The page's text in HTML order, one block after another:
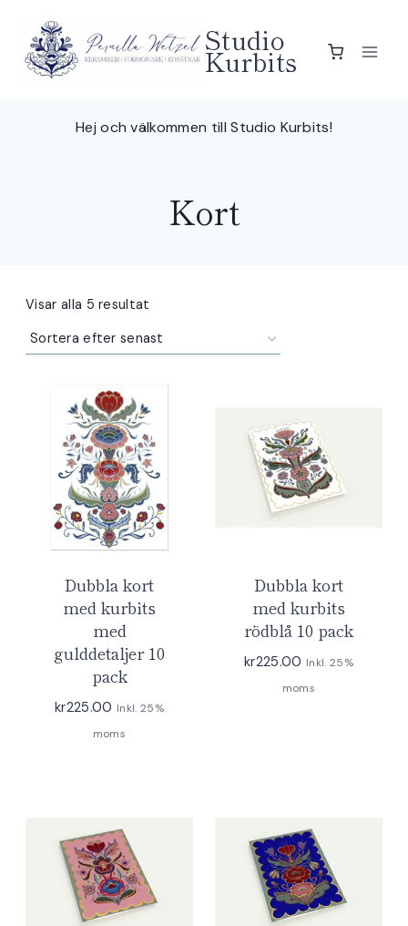
content
Studio
Kurbits
Hej och välkommen till Studio Kurbits!
Kort
Visar alla 5 resultat
efter
senaste
Dubbla kort
med kurbits
med
gulddetaljer 10
pack
kr225.00 Inkl. 25%
moms
Dubbla kort
med kurbits
rödblå 10 pack
kr225.00 Inkl. 25%
moms